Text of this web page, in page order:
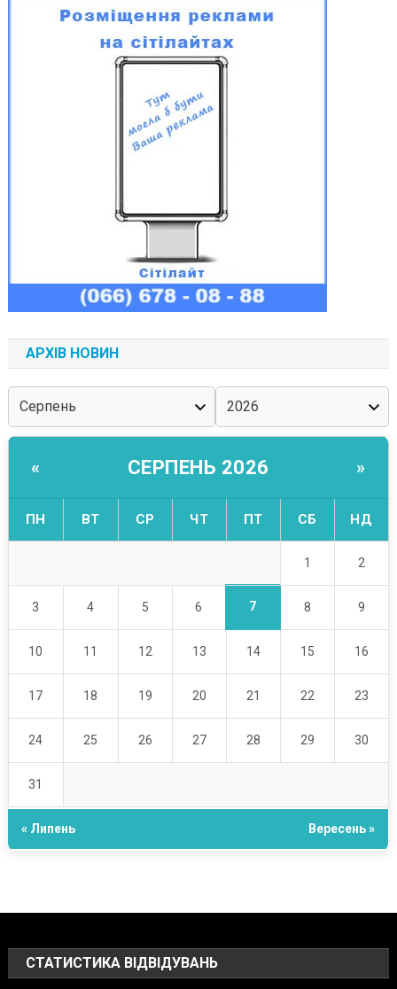
АРХІВ НОВИН
« СЕРПЕНЬ 2026 »
ПН ВТ СР ЧТ ПТ СБ НД
1 2
3 4 5 6 7 8 9
10 11 12 13 14 15 16
17 18 19 20 21 22 23
24 25 26 27 28 29 30
31
« Липень Вересень »
СТАТИСТИКА ВІДВІДУВАНЬ